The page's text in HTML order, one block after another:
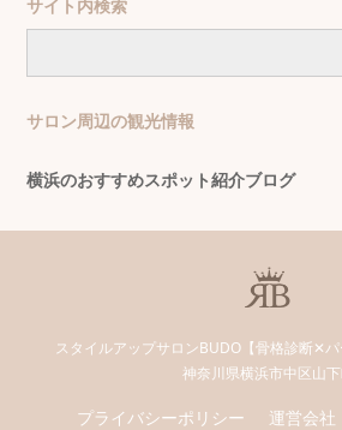
サイト内検索
サロン周辺の観光情報
横浜のおすすめスポット紹介ブログ
スタイルアップサロンBUDO【骨格診断✕パ
神奈川県横浜市中区山下
プライバシーポリシー 運営会社